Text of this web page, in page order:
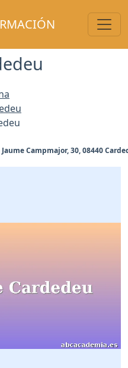
Campmajor, 30, 08440